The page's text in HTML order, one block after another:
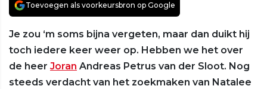
Toevoegen als voorkeursbron op Google
Je zou ‘m soms bijna vergeten, maar dan duikt hij
toch iedere keer weer op. Hebben we het over
de heer Joran Andreas Petrus van der Sloot. Nog
steeds verdacht van het zoekmaken van Natalee